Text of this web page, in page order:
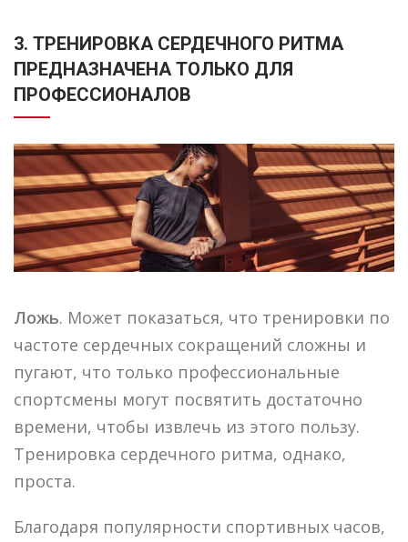
3. ТРЕНИРОВКА СЕРДЕЧНОГО РИТМА
ПРЕДНАЗНАЧЕНА ТОЛЬКО ДЛЯ
ПРОФЕССИОНАЛОВ
Ложь. Может показаться, что тренировки по
частоте сердечных сокращений сложны и
пугают, что только профессиональные
спортсмены могут посвятить достаточно
времени, чтобы извлечь из этого пользу.
Тренировка сердечного ритма, однако,
проста.
Благодаря популярности спортивных часов,